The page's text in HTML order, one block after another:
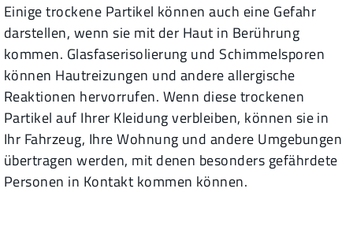
Einige trockene Partikel können auch eine Gefahr
darstellen, wenn sie mit der Haut in Berührung
kommen. Glasfaserisolierung und Schimmelsporen
können Hautreizungen und andere allergische
Reaktionen hervorrufen. Wenn diese trockenen
Partikel auf Ihrer Kleidung verbleiben, können sie in
Ihr Fahrzeug, Ihre Wohnung und andere Umgebungen
übertragen werden, mit denen besonders gefährdete
Personen in Kontakt kommen können.